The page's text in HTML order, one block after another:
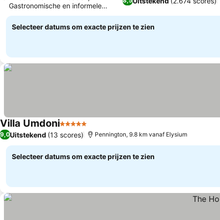
Gastronomische en informele
restaurants
Selecteer datums om exacte prijzen te zien
Villa Umdoni5 Sterren
9,0Uitstekend (13 scores) Pennington, 9.8 km vanaf Elysium
Selecteer datums om exacte prijzen te zien